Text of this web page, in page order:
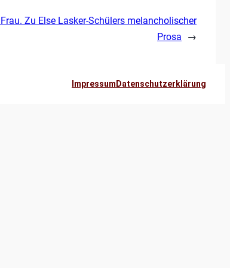
Zu Else Lasker-Schülers melancholischer
Prosa
→
Impressum Datenschutzerklärung